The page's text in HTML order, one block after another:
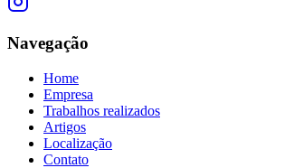
Navegação
Home
Empresa
Trabalhos realizados
Artigos
Localização
Contato